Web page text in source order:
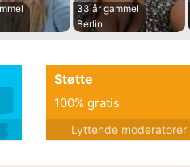
33 år gammel
Berlin
Støtte
100% gratis
Lyttende moderatorer